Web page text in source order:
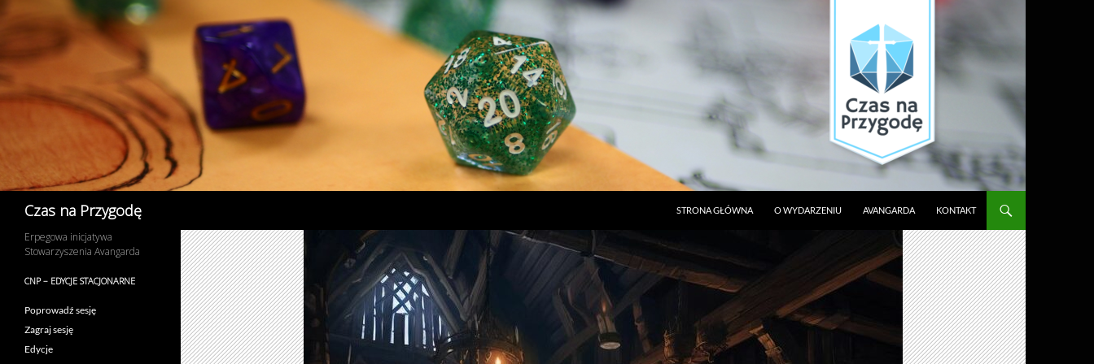
treści
Czas na Przygodę STRONA GŁÓWNA O WYDARZENIU AVANGARDA KONTAKT
Erpegowa inicjatywa
Stowarzyszenia Avangarda
CNP – EDYCJE STACJONARNE
Poprowadź sesję
Zagraj sesję
Edycje